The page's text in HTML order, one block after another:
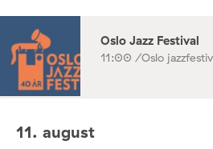
Oslo Jazz Festival
11:00 /Oslo
11. august